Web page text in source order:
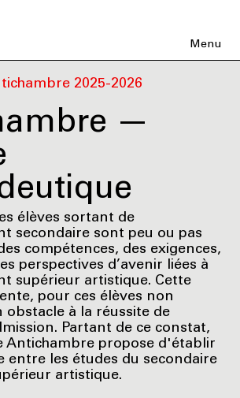
Menu
2025-2026
—
élèves sortant de
secondaire sont peu ou pas
des compétences, des exigences,
perspectives d’avenir liées à
supérieur artistique. Cette
pour ces élèves non
obstacle à la réussite de
Partant de ce constat,
Antichambre propose d'établir
entre les études du secondaire
artistique.